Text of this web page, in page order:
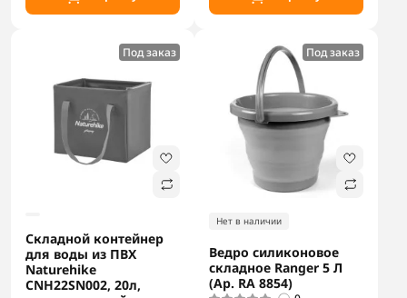
Под заказ
Складной контейнер
для воды из ПВХ
Naturehike
CNH22SN002, 20л,
Под заказ
Нет в наличии
Ведро силиконовое
складное Ranger 5 Л
(Ар. RA 8854)